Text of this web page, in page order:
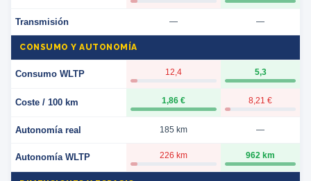
Transmisión — —
CONSUMO Y AUTONOMÍA
Consumo WLTP 12,4 5,3
Coste / 100 km 1,86 € 8,21 €
Autonomía real 185 km —
Autonomía WLTP 226 km 962 km